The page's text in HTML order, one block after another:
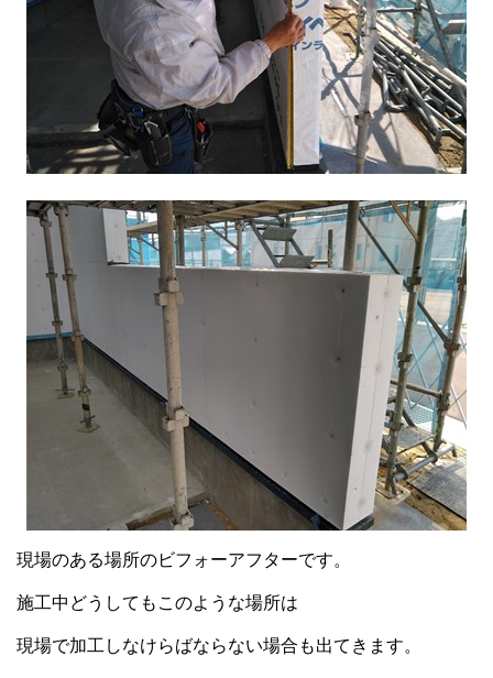
現場のある場所のビフォーアフターです。
施工中どうしてもこのような場所は
現場で加工しなけらばならない場合も出てきます。